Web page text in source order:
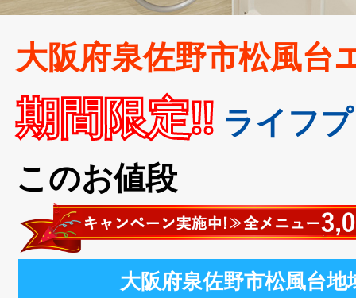
大阪府泉佐野市松風台
期間限定!! ライフ
このお値段
大阪府泉佐野市松風台地